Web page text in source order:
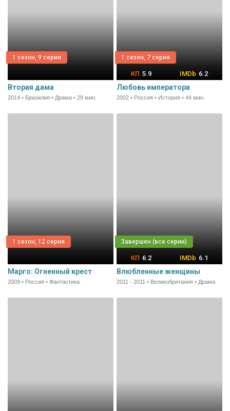
1 сезон, 9 серия
Вторая дама
2014 • Бразилия • Драма • 29 мин.
1 сезон, 7 серия
5.9 6.2
Любовь императора
2002 • Россия • История • 44 мин.
1 сезон, 12 серия
Марго: Огненный крест
2009 • Россия • Фантастика
6.2 6.1
Влюбленные женщины
2011 - 2011 • Великобритания • Драма